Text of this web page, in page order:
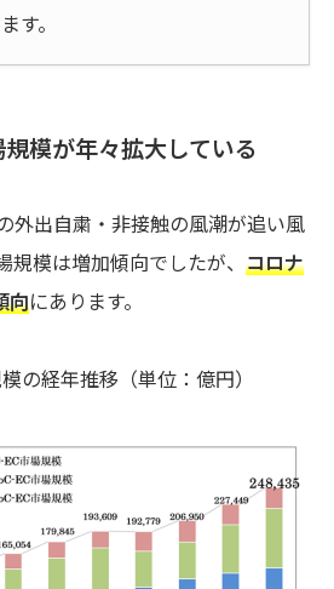
す。
模が年々拡大している
外出自粛・非接触の風潮が追い風
規模は増加傾向でしたが、 コロナ
向にあります。
の経年推移（単位：億円）